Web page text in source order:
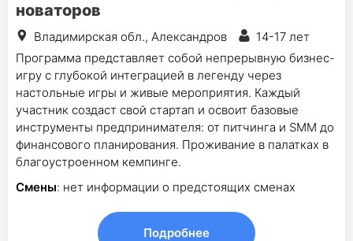
новаторов
Владимирская обл., Александров
14-17 лет
Программа представляет собой непрерывную бизнес-
игру с глубокой интеграцией в легенду через
настольные игры и живые мероприятия. Каждый
участник создаст свой стартап и освоит базовые
инструменты предпринимателя: от питчинга и SMM до
финансового планирования. Проживание в палатках в
благоустроенном кемпинге.
Смены: нет информации о предстоящих сменах
Подробнее